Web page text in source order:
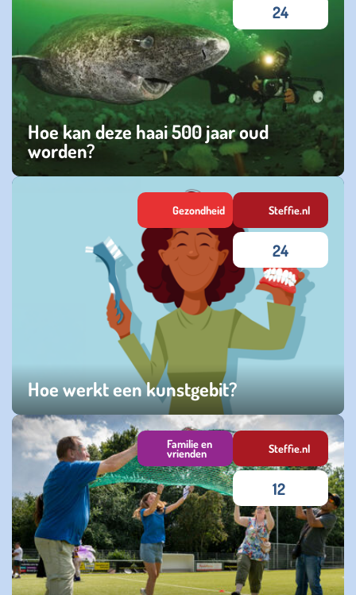
Hoe kan deze haai 500 jaar oud
worden?
zondag 16 februari 2025
24
Hoe werkt een kunstgebit?
woensdag 22 januari 2025
Gezondheid Steffie.nl
24
Familie en
vrienden Steffie.nl
12